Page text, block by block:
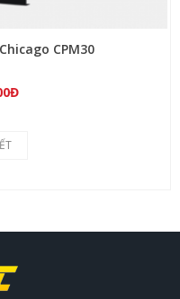
CPM30